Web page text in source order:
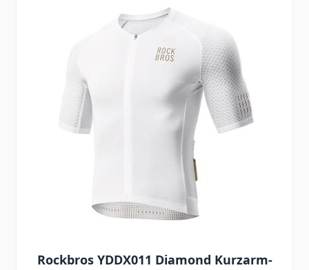
Rockbros YDDX011 Diamond Kurzarm-